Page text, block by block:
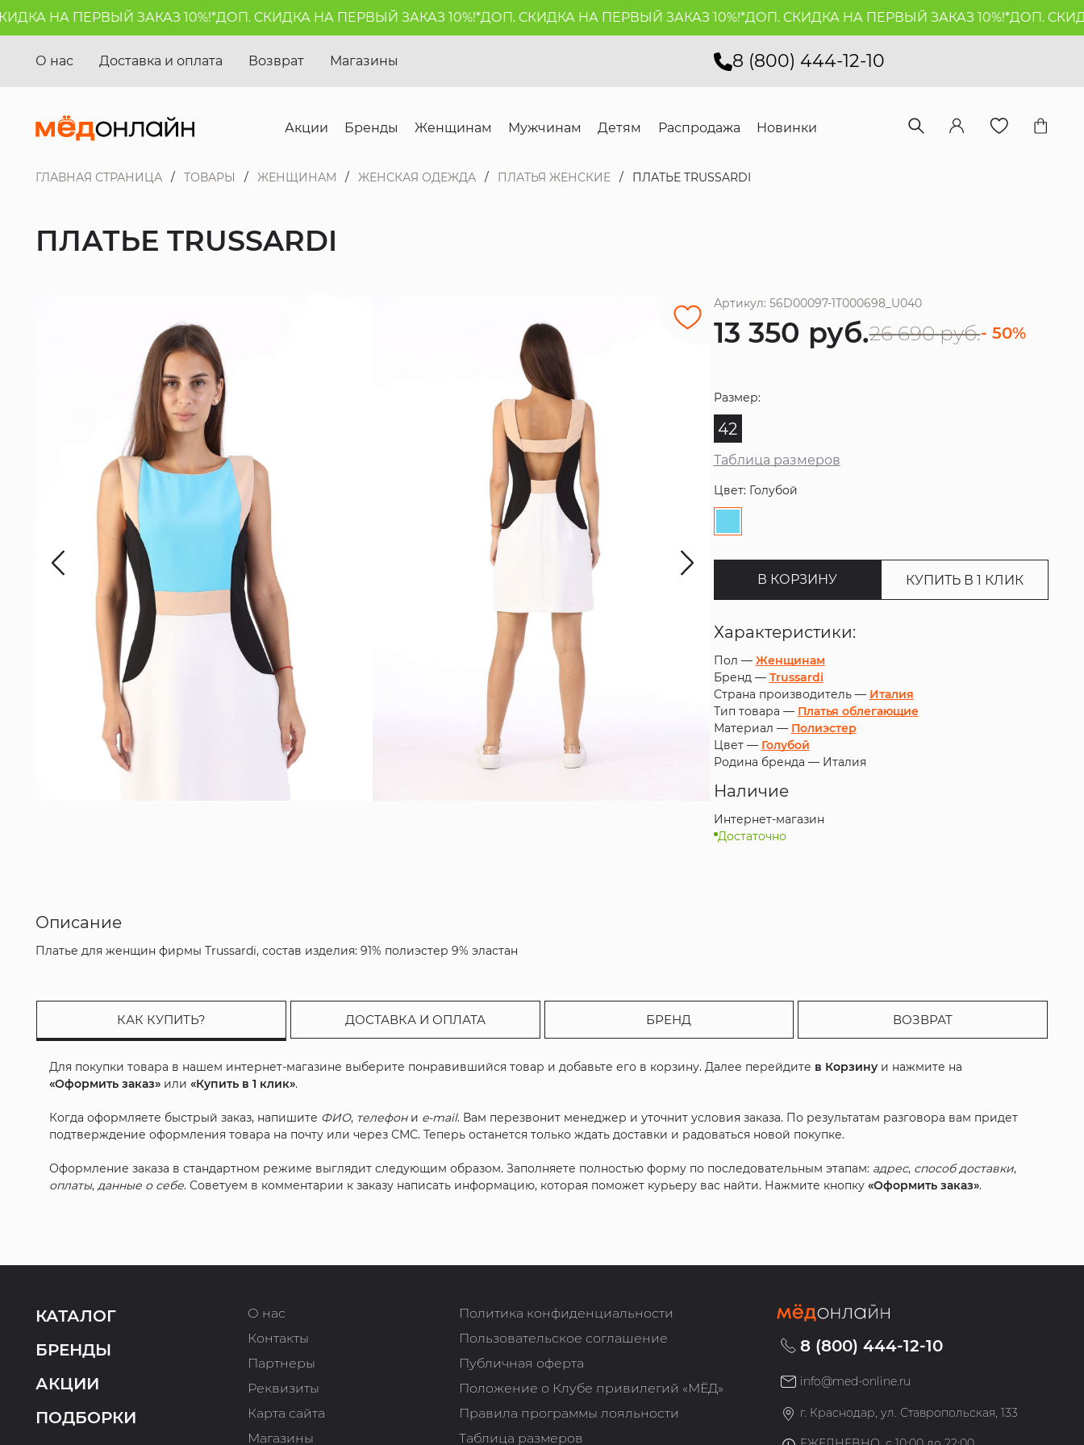
НА ПЕРВЫЙ ЗАКАЗ 10%!*ДОП. СКИДКА НА ПЕРВЫЙ ЗАКАЗ 10%!*ДОП. СКИДКА НА ПЕРВЫЙ ЗАКАЗ 10%!*ДОП. СКИДКА НА ПЕРВЫЙ ЗАКАЗ 10%!*ДОП.
8 (800) 444-12-10
О нас Доставка и оплата Возврат Магазины
Акции Бренды Женщинам Мужчинам Детям Распродажа Новинки
ГЛАВНАЯ СТРАНИЦА ТОВАРЫ ЖЕНЩИНАМ ЖЕНСКАЯ ОДЕЖДА ПЛАТЬЯ ЖЕНСКИЕ ПЛАТЬЕ TRUSSARDI
ПЛАТЬЕ TRUSSARDI
Артикул: 56D00097-1T000698_U040
13 350 руб.26 690 руб.- 50%
Размер:
42
Таблица размеров
Цвет: Голубой
В КОРЗИНУ КУПИТЬ В 1 КЛИК
Характеристики:
Пол — Женщинам
Бренд — Trussardi
Страна производитель — Италия
Тип товара — Платья облегающие
Материал — Полиэстер
Цвет — Голубой
Родина бренда — Италия
Наличие
Интернет-магазин
Достаточно
Описание
Платье для женщин фирмы Trussardi, состав изделия: 91% полиэстер 9% эластан
КАК КУПИТЬ? ДОСТАВКА И ОПЛАТА БРЕНД ВОЗВРАТ
Для покупки товара в нашем интернет-магазине выберите понравившийся товар и добавьте его в корзину. Далее перейдите в Корзину и нажмите на
«Оформить заказ» или«Купить в 1 клик».
Когда оформляете быстрый заказ, напишите ФИО, телефони e-mail. Вам перезвонит менеджер и уточнит условия заказа. По результатам разговора вам придет
подтверждение оформления товара на почту или через СМС. Теперь останется только ждать доставки и радоваться новой покупке.
Оформление заказа в стандартном режиме выглядит следующим образом. Заполняете полностью форму по последовательным этапам: адрес, способ доставки,
оплаты,данные о себе. Советуем в комментарии к заказу написать информацию, которая поможет курьеру вас найти. Нажмите кнопку«Оформить заказ».
КАТАЛОГ
БРЕНДЫ
АКЦИИ
ПОДБОРКИ
О нас
Контакты
Партнеры
Реквизиты
Карта сайта
Магазины
Политика конфиденциальности
Пользовательское соглашение
Публичная оферта
Положение о Клубе привилегий «МЁД»
Правила программы лояльности
Таблица размеров
8 (800) 444-12-10
info@med-online.ru
г. Краснодар, ул. Ставропольская, 133